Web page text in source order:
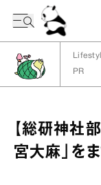
PR
【総研神社
宮大麻」を